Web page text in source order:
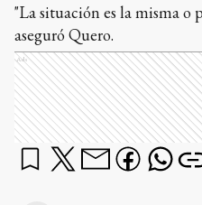
"La situación es la misma o
aseguró Quero.
Ads